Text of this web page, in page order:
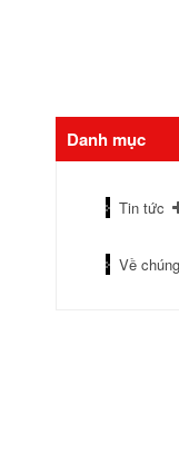
Danh mục
Tin tức
Về